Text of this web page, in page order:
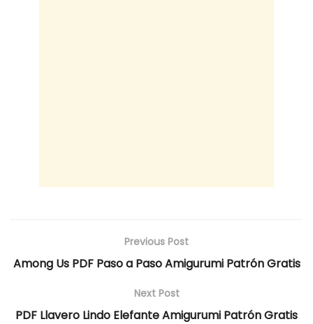
Previous Post
Among Us PDF Paso a Paso Amigurumi Patrón Gratis
Next Post
PDF Llavero Lindo Elefante Amigurumi Patrón Gratis